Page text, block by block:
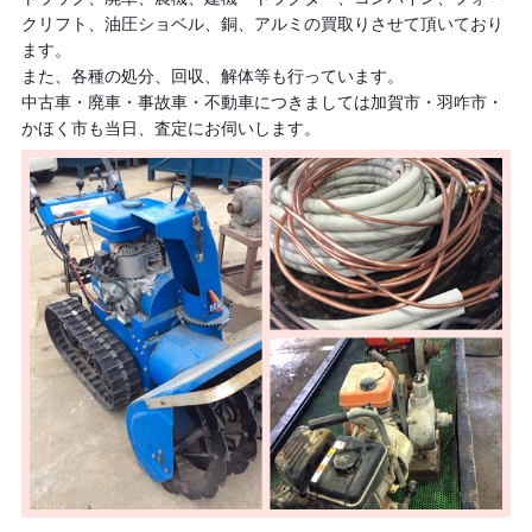
クリフト、油圧ショベル、銅、アルミの買取りさせて頂いており
ます。
また、各種の処分、回収、解体等も行っています。
中古車・廃車・事故車・不動車につきましては加賀市・羽咋市・
かほく市も当日、査定にお伺いします。